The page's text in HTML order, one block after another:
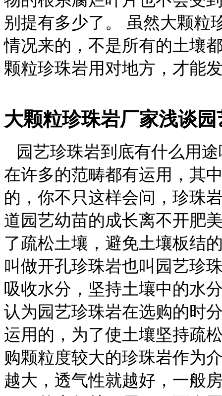
别提有多少了。 虽然大颗粒
情况来的，不是所有的土壤
颗粒珍珠岩用对地方，才能
大颗粒珍珠岩厂家浅谈
园艺珍珠岩到底有什么用
在许多的范畴都有运用，其
的，你不只这样会问，珍珠
道园艺幼苗的成长离不开肥
了疏松土壤，避免土壤板结
叫做开孔珍珠岩也叫园艺珍
吸收水分，坚持土壤中的水
认为园艺珍珠岩在选购的时
运用的，为了使土壤坚持疏
购颗粒度较大的珍珠岩作为
越大，透气性就越好，一般